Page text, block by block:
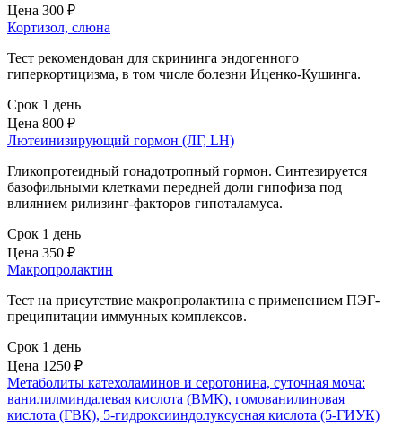
Цена 300 ₽
Кортизол, слюна
Тест рекомендован для скрининга эндогенного
гиперкортицизма, в том числе болезни Иценко-Кушинга.
Срок 1 день
Цена 800 ₽
Лютеинизирующий гормон (ЛГ, LH)
Гликопротеидный гонадотропный гормон. Синтезируется
базофильными клетками передней доли гипофиза под
влиянием рилизинг-факторов гипоталамуса.
Срок 1 день
Цена 350 ₽
Макропролактин
Тест на присутствие макропролактина с применением ПЭГ-
преципитации иммунных комплексов.
Срок 1 день
Цена 1250 ₽
Метаболиты катехоламинов и серотонина, суточная моча:
ванилилминдалевая кислота (ВМК), гомованилиновая
кислота (ГВК), 5-гидроксииндолуксусная кислота (5-ГИУК)